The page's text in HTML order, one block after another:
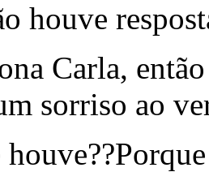
houve
Carla,
sorriso ao